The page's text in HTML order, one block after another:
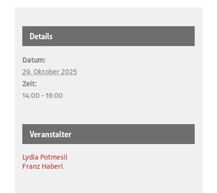
Details
Datum:
29. Oktober 2025
Zeit:
14:00 - 16:00
Veranstalter
Lydia Potmesil
Franz Haberl